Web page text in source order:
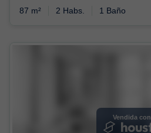
87 m² 2 Habs. 1 Baño
Vendida con